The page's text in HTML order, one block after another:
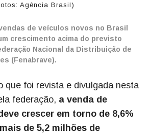
Agência Brasil)
de veículos novos no Brasil
crescimento acima do previsto
Nacional da Distribuição de
(Fenabrave).
que foi revista e divulgada nesta
federação, a venda de
crescer em torno de 8,6%
de 5,2 milhões de